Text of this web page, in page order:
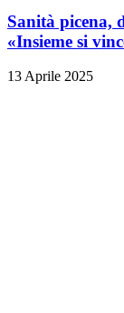
Sanità picena,
«Insieme si
13 Aprile 2025